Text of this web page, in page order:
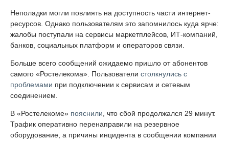
Неполадки могли повлиять на доступность части интернет-
ресурсов. Однако пользователям это запомнилось куда ярче:
жалобы поступали на сервисы маркетплейсов, ИТ-компаний,
банков, социальных платформ и операторов связи.
Больше всего сообщений ожидаемо пришло от абонентов
самого «Ростелекома». Пользователи столкнулись с
проблемами при подключении к сервисам и сетевым
соединением.
В «Ростелекоме» пояснили, что сбой продолжался 29 минут.
Трафик оперативно перенаправили на резервное
оборудование, а причины инцидента в сообщении компании